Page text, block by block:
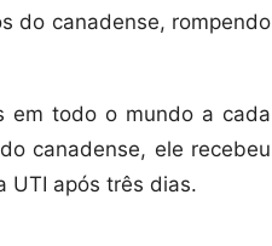
do canadense, rompendo
em todo o mundo a cada
canadense, ele recebeu
UTI após três dias.